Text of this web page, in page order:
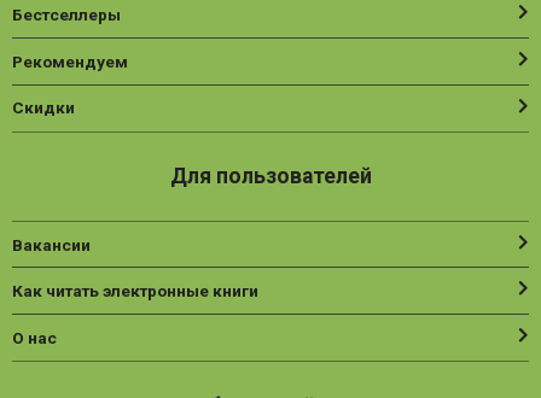
Бестселлеры
Рекомендуем
Скидки
Для пользователей
Вакансии
Как читать электронные книги
О нас